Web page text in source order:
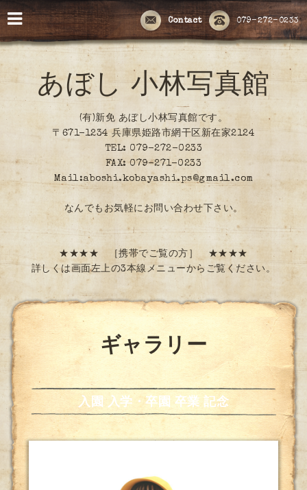
079-272-0233
Contact
あぼし 小林写真館
(有)新免 あぼし小林写真館です。
〒671-1234 兵庫県姫路市網干区新在家2124
TEL: 079-272-0233
FAX: 079-271-0233
Mail:aboshi.kobayashi.ps@gmail.com
なんでもお気軽にお問い合わせ下さい。
★★★★ ［携帯でご覧の方］ ★★★★
詳しくは画面左上の3本線メニューからご覧ください。
ギャラリー
入園 入学・卒園 卒業 記念